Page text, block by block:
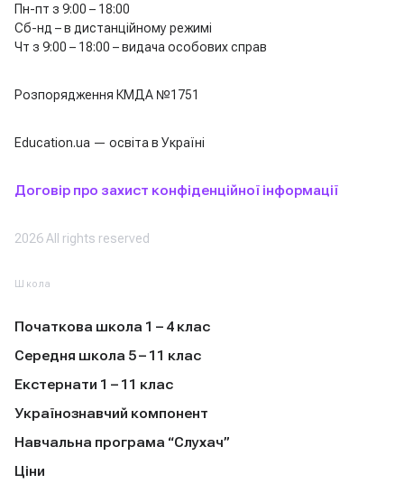
Пн-пт з 9:00 – 18:00
Сб-нд – в дистанційному режимі
Чт з 9:00 – 18:00 – видача особових справ
Розпорядження КМДА №1751
Education.ua — освіта в Україні
Договір про захист конфіденційної інформації
2026 All rights reserved
Школа
Початкова школа 1 – 4 клас
Середня школа 5 – 11 клас
Екстернати 1 – 11 клас
Українознавчий компонент
Навчальна програма “Слухач”
Ціни